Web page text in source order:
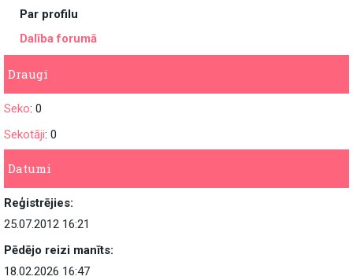
Par profilu
Dalība forumā
Draugi
Seko: 0
Sekotāji: 0
Datumi
Reģistrējies:
25.07.2012 16:21
Pēdējo reizi manīts:
18.02.2026 16:47